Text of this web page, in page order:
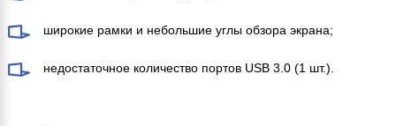
широкие рамки и небольшие углы обзора экрана;
недостаточное количество портов USB 3.0 (1 шт.).